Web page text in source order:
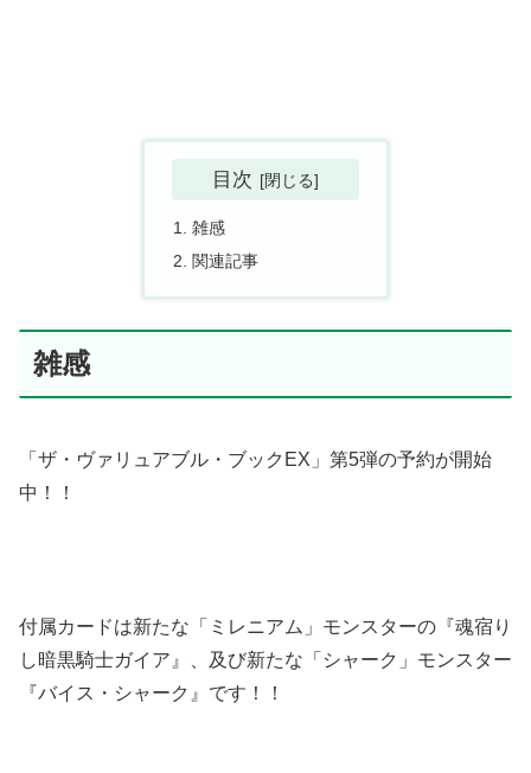
目次
雑感
関連記事
雑感
「ザ・ヴァリュアブル・ブックEX」第5弾の予約が開始
中！！
付属カードは新たな「ミレニアム」モンスターの『魂宿り
し暗黒騎士ガイア』、及び新たな「シャーク」モンスター
『バイス・シャーク』です！！